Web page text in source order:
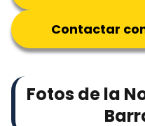
Contactar
Fotos de la